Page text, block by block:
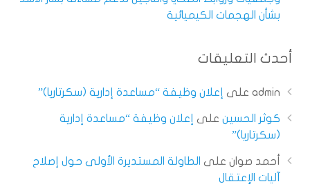
بشأن الهجمات الكيميائية
أحدث التعليقات
admin على إعلان وظيفة “مساعدة إدارية (سكرتاريا)”
كوثر الحسين على
إعلان وظيفة “مساعدة إدارية
(سكرتاريا)”
أحمد صوان على الطاولة المستديرة الأولى حول إصلاح
آليات الإعتقال